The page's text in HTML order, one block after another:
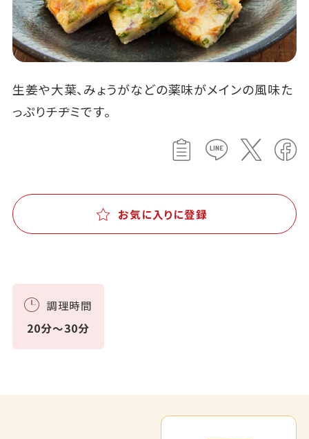
生姜や大葉、みょうがなどの薬味がメインの風味た
っぷりチヂミです。
お気に入りに登録
調理時間
20分～30分